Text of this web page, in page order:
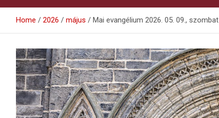
Home 2026 május Mai evangélium 2026. 05. 09., szombat